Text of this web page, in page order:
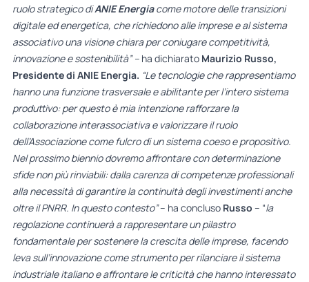
ruolo strategico diANIE Energiacome motore delle transizioni
digitale ed energetica, che richiedono alle imprese e al sistema
associativo una visione chiara per coniugare competitività,
innovazione e sostenibilità” – ha dichiarato Maurizio Russo,
Presidente di ANIE Energia. “Le tecnologie che rappresentiamo
hanno una funzione trasversale e abilitante per l’intero sistema
produttivo: per questo è mia intenzione rafforzare la
collaborazione interassociativa e valorizzare il ruolo
dell’Associazione come fulcro di un sistema coeso e propositivo.
Nel prossimo biennio dovremo affrontare con determinazione
sfide non più rinviabili: dalla carenza di competenze professionali
alla necessità di garantire la continuità degli investimenti anche
oltre il PNRR. In questo contesto”– ha concluso Russo – “la
regolazione continuerà a rappresentare un pilastro
fondamentale per sostenere la crescita delle imprese, facendo
leva sull’innovazione come strumento per rilanciare il sistema
industriale italiano e affrontare le criticità che hanno interessato